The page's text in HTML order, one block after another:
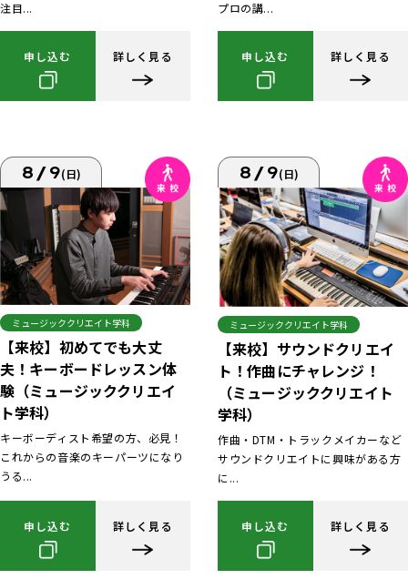
注目...
申し込む 詳しく見る
プロの講...
申し込む 詳しく見る
8/9(日)
ミュージッククリエイト学科
【来校】初めてでも大丈
夫！キーボードレッスン体
験（ミュージッククリエイ
ト学科）
キーボーディスト希望の方、必見！
これからの音楽のキーパーツになり
うる...
申し込む 詳しく見る
8/9(日)
ミュージッククリエイト学科
【来校】サウンドクリエイ
ト！作曲にチャレンジ！
（ミュージッククリエイト
学科）
作曲・DTM・トラックメイカーなど
サウンドクリエイトに興味がある方
に...
申し込む 詳しく見る